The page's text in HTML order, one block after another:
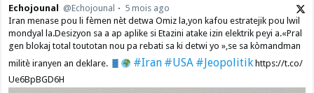
Echojounal @Echojounal
5 mois ago
Iran menase pou li fèmen nèt detwa Omiz la,yon kafou estratejik pou lwil
mondyal la.Desizyon sa a ap aplike si Etazini atake izin elektrik peyi a.​«Pral
gen blokaj total toutotan nou pa rebati sa ki detwi yo »,se sa kòmandman
militè iranyen an deklare.
#Iran #USA #Jeopolitikhttps://t.co/
Ue6BpBGD6H